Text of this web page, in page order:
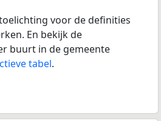
voor de definities
En bekijk de
buurt in de gemeente
tabel.